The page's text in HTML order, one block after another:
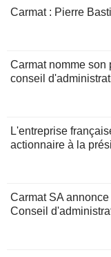
Carmat : Pierre
Carmat nomme son
conseil
L'entreprise
actionnaire à la
Carmat SA
Conseil